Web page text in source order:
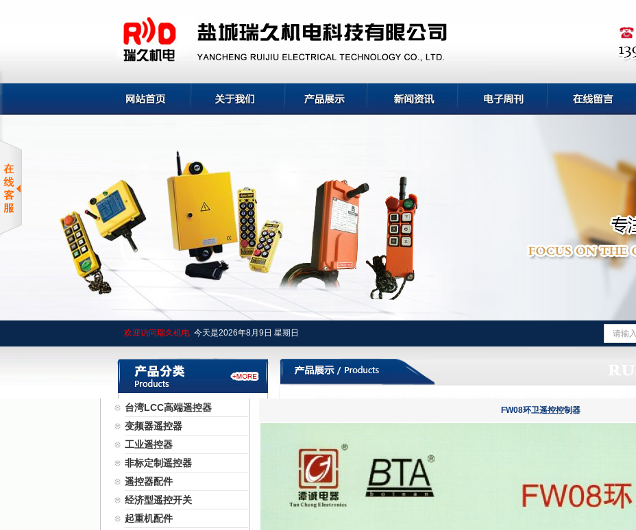
欢迎访问瑞久机电 今天是2026年8月 9日 星期日
台湾LCC高端遥控器
变频器遥控器
工业遥控器
非标定制遥控器
遥控器配件
经济型遥控开关
起重机配件
FW08环卫遥控控制器